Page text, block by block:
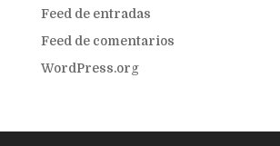
Feed de entradas
Feed de comentarios
WordPress.org